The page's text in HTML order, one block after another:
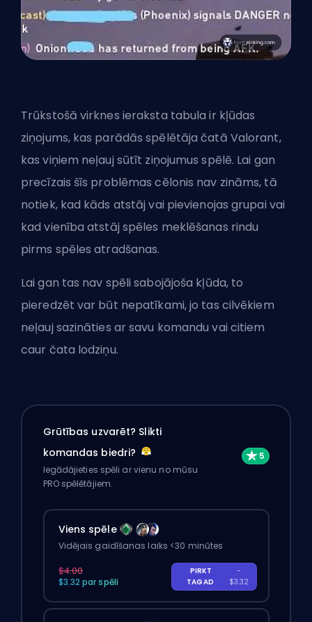
Trūkstošā virknes ieraksta tabula ir kļūdas
ziņojums, kas parādās spēlētāja čatā Valorant,
kas viņiem neļauj sūtīt ziņojumus spēlē. Lai gan
precīzais šīs problēmas cēlonis nav zināms, tā
notiek, kad kāds atstāj vai pievienojas grupai vai
kad vienība atstāj spēles meklēšanas rindu
pirms spēles atradšanas.
Lai gan tas nav spēli sabojājoša kļūda, to
pieredzēt var būt nepatīkami, jo tas cilvēkiem
neļauj sazināties ar savu komandu vai citiem
caur čata lodziņu.
Grūtības uzvarēt? Slikti
komandas biedri?
Iegādājieties spēli ar vienu no mūsu
PRO spēlētājiem.
Viens spēle
Vidējais gaidīšanas laiks <30 minūtes
$4.00
$3.32 par spēli
PIRKT
TAGAD
-
$3.32